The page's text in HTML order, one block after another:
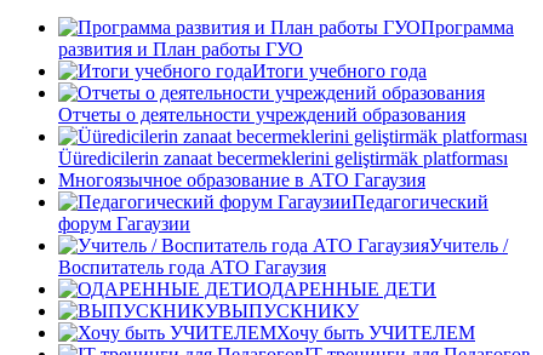
Программа
развития и План работы ГУО
Итоги учебного года
Отчеты о деятельности учреждений образования
Üüredicilerin zanaat becermeklerini geliştirmäk platforması
Многоязычное образование в АТО Гагаузия
Педагогический
форум Гагаузии
Учитель /
Воспитатель года АТО Гагаузия
ОДАРЕННЫЕ ДЕТИ
ВЫПУСКНИКУ
Хочу быть УЧИТЕЛЕМ